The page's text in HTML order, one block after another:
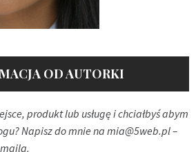
OD AUTORKI
produkt lub usługę i chciałbyś abym
Napisz do mnie na mia@5web.pl–